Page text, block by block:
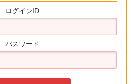
ログインID
パスワード